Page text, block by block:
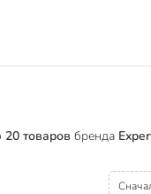
20 товаров бренда